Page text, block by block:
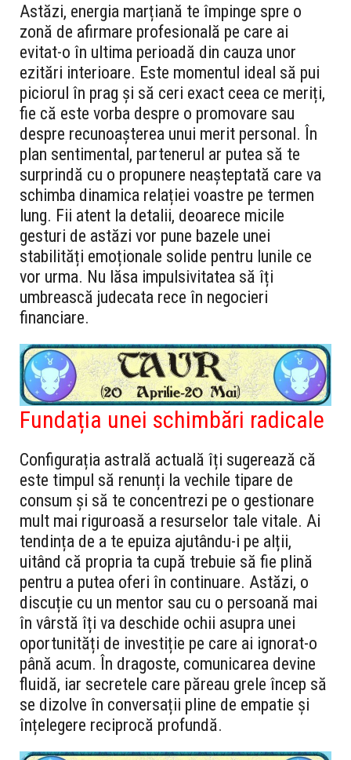
Astăzi, energia marțiană te împinge spre o
zonă de afirmare profesională pe care ai
evitat-o în ultima perioadă din cauza unor
ezitări interioare. Este momentul ideal să pui
piciorul în prag și să ceri exact ceea ce meriți,
fie că este vorba despre o promovare sau
despre recunoașterea unui merit personal. În
plan sentimental, partenerul ar putea să te
surprindă cu o propunere neașteptată care va
schimba dinamica relației voastre pe termen
lung. Fii atent la detalii, deoarece micile
gesturi de astăzi vor pune bazele unei
stabilități emoționale solide pentru lunile ce
vor urma. Nu lăsa impulsivitatea să îți
umbrească judecata rece în negocieri
financiare.
Fundația unei schimbări radicale
Configurația astrală actuală îți sugerează că
este timpul să renunți la vechile tipare de
consum și să te concentrezi pe o gestionare
mult mai riguroasă a resurselor tale vitale. Ai
tendința de a te epuiza ajutându-i pe alții,
uitând că propria ta cupă trebuie să fie plină
pentru a putea oferi în continuare. Astăzi, o
discuție cu un mentor sau cu o persoană mai
în vârstă îți va deschide ochii asupra unei
oportunități de investiție pe care ai ignorat-o
până acum. În dragoste, comunicarea devine
fluidă, iar secretele care păreau grele încep să
se dizolve în conversații pline de empatie și
înțelegere reciprocă profundă.